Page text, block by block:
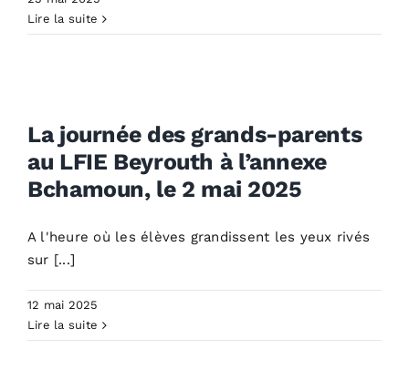
Lire la suite
2025
University News
La journée des grands-parents
au LFIE Beyrouth à l’annexe
Bchamoun, le 2 mai 2025
A l'heure où les élèves grandissent les yeux rivés
sur [...]
12 mai 2025
Lire la suite